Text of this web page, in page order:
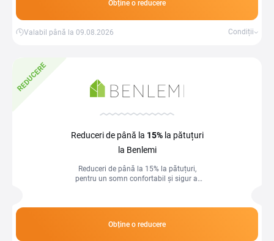
Obține o reducere
Valabil până la 09.08.2026 Condiții
REDUCERE
Reduceri de până la 15%la pătuțuri
la Benlemi
Reduceri de până la 15% la pătuțuri,
pentru un somn confortabil și sigur al
Obține o reducere